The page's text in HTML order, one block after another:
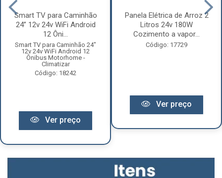
Smart TV para Caminhão
24” 12v 24v WiFi Android
12 Ôni...
Smart TV para Caminhão 24"
12v 24v WiFi Android 12
Ônibus Motorhome -
Climatizar
Código: 18242
Ver preço
Panela Elétrica de Arroz 2
Litros 24v 180W
Cozimento a vapor...
Código: 17729
Ver preço